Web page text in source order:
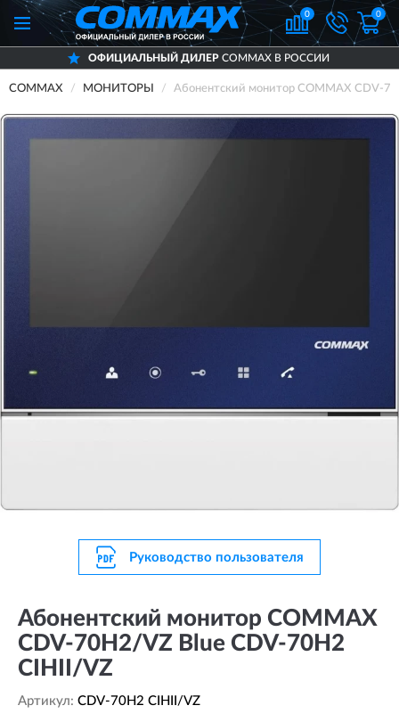
0 0
ОФИЦИАЛЬНЫЙ ДИЛЕР COMMAX В РОССИИ
COMMAX МОНИТОРЫ Абонентский монитор COMMAX CDV-
Руководство пользователя
Абонентский монитор COMMAX
CDV-70H2/VZ Blue CDV-70H2
CIHII/VZ
Артикул: CDV-70H2 CIHII/VZ